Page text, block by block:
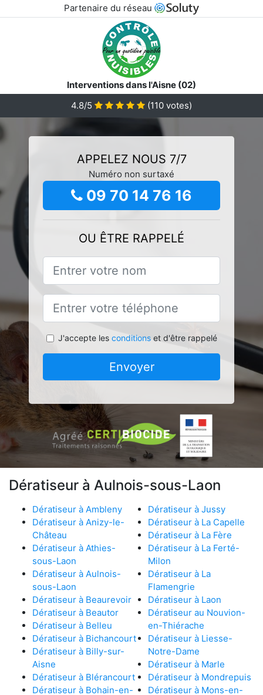
Partenaire du réseau
Interventions dans l'Aisne (02)
4.8/5
(110 votes)
APPELEZ NOUS 7/7
Numéro non surtaxé
09 70 14 76 16
OU ÊTRE RAPPELÉ
J'accepte les conditionset d'être rappelé
Envoyer
Dératiseur à Aulnois-sous-Laon
Dératiseur à Ambleny
Dératiseur à Anizy-le-
Château
Dératiseur à Athies-
sous-Laon
Dératiseur à Aulnois-
sous-Laon
Dératiseur à Beaurevoir
Dératiseur à Beautor
Dératiseur à Belleu
Dératiseur à Bichancourt
Dératiseur à Billy-sur-
Aisne
Dératiseur à Blérancourt
Dératiseur à Bohain-en-
Dératiseur à Jussy
Dératiseur à La Capelle
Dératiseur à La Fère
Dératiseur à La Ferté-
Milon
Dératiseur à La
Flamengrie
Dératiseur à Laon
Dératiseur au Nouvion-
en-Thiérache
Dératiseur à Liesse-
Notre-Dame
Dératiseur à Marle
Dératiseur à Mondrepuis
Dératiseur à Mons-en-